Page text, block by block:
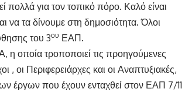
πολλά για τον τοπικό πόρο. Καλό είναι
να τα δίνουμε στη δημοσιότητα. Όλοι
του 3ου ΕΑΠ.
οποία τροποποιεί τις προηγούμενες
οι Περιφερειάρχες και οι Αναπτυξιακές,
έργων που έχουν ενταχθεί στον ΕΑΠ 7/11